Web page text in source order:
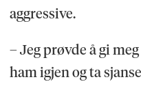
aggressive.
– Jeg prøvde å gi
ham igjen og ta